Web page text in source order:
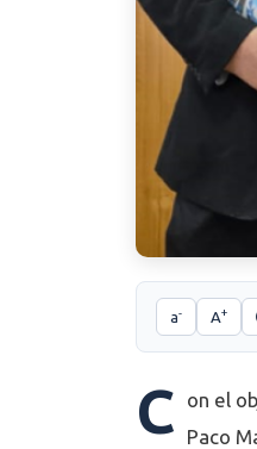
a- A+
C
on el
Paco